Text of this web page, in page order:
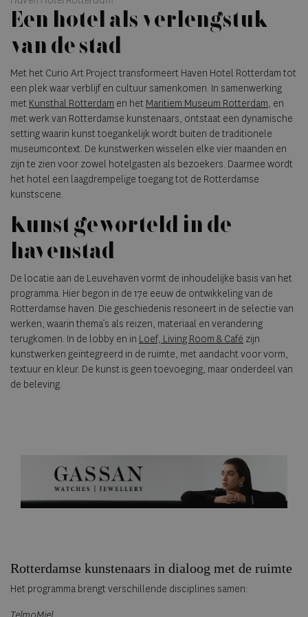
Een hotel als verlengstuk
van de stad
Met het Curio Art Project transformeert Haven Hotel Rotterdam tot
een plek waar verblijf en cultuur samenkomen. In samenwerking
met Kunsthal Rotterdam en het Maritiem Museum Rotterdam, en
met werk van Rotterdamse kunstenaars, ontstaat een dynamische
setting waarin kunst toegankelijk wordt buiten de traditionele
museumcontext. De kunstwerken wisselen elke vier maanden en
zijn te zien voor zowel hotelgasten als bezoekers. Daarmee wordt
het hotel een laagdrempelige toegang tot de Rotterdamse
kunstscene.
Kunst geworteld in de
havenstad
De locatie aan de Leuvehaven vormt de inhoudelijke basis van het
programma. Hier begon in de 17e eeuw de ontwikkeling van de
Rotterdamse haven. Die geschiedenis resoneert in de selectie van
werken, waarin thema’s als reizen, materiaal en verandering
terugkomen. In de lobby en in Loef, Living Room & Café zijn
kunstwerken geïntegreerd in de ruimte, met aandacht voor vorm,
textuur en kleur. De kunst is geen toevoeging, maar onderdeel van
de beleving.
Rotterdamse kunstenaars in dialoog met de ruimte
Het programma brengt verschillende disciplines samen: